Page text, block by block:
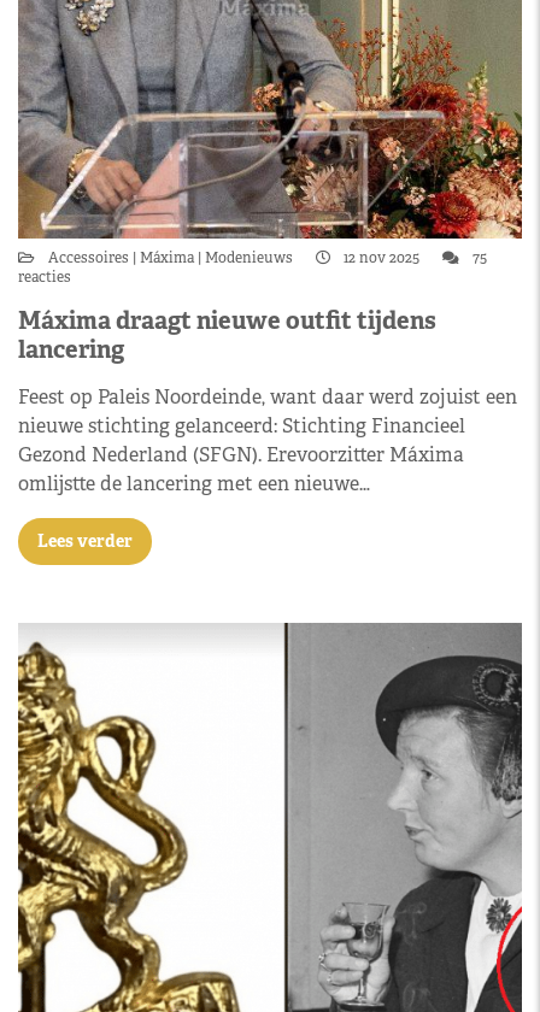
Accessoires Máxima Modenieuws 12 nov 2025
75
reacties
Máxima draagt nieuwe outfit tijdens
lancering
Feest op Paleis Noordeinde, want daar werd zojuist een
nieuwe stichting gelanceerd: Stichting Financieel
Gezond Nederland (SFGN). Erevoorzitter Máxima
omlijstte de lancering met een nieuwe…
Lees verder